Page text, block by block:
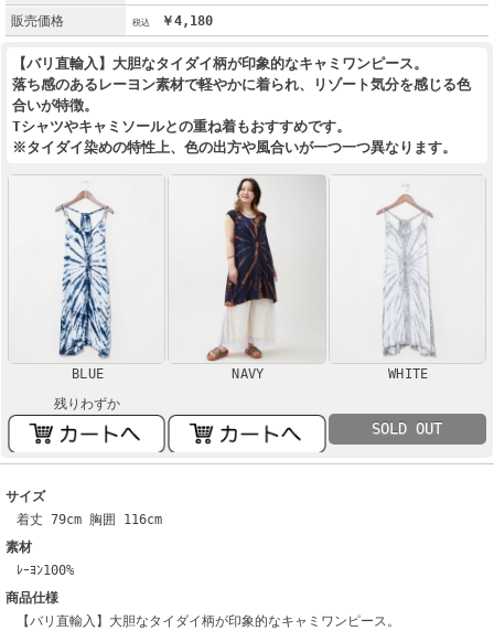
販売価格
￥4,180
【バリ直輸入】大胆なタイダイ柄が印象的なキャミワンピース。
落ち感のあるレーヨン素材で軽やかに着られ、リゾート気分を感じる色
合いが特徴。
Tシャツやキャミソールとの重ね着もおすすめです。
※タイダイ染めの特性上、色の出方や風合いが一つ一つ異なります。
BLUE
残りわずか
NAVY WHITE
SOLD OUT
サイズ
着丈 79cm 胸囲 116cm
素材
ﾚｰﾖﾝ100%
商品仕様
【バリ直輸入】大胆なタイダイ柄が印象的なキャミワンピース。